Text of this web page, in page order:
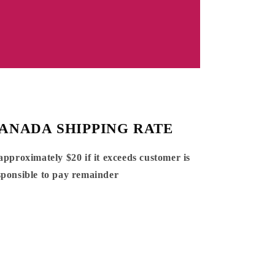
SHIPPING RATE
$20 if it exceeds customer is
to pay remainder